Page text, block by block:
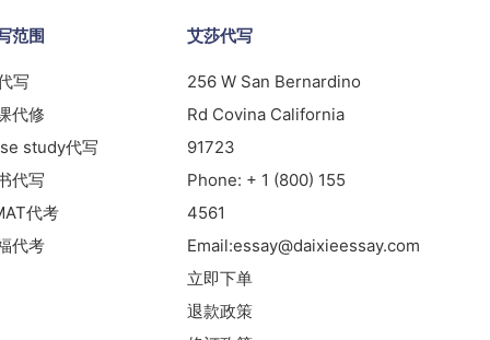
范围
写
代修
study代写
代写
代考
代考
艾莎代写
256 W San Bernardino
Rd Covina California
91723
Phone: + 1 (800) 155
4561
Email:essay@daixieessay.com
立即下单
退款政策